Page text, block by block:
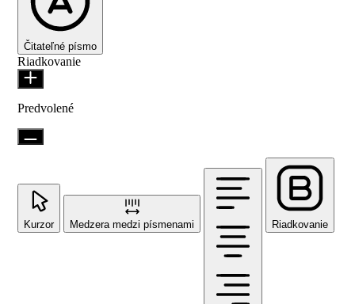
Čitateľné písmo
Riadkovanie
Predvolené
Kurzor Medzera medzi písmenami Riadkovanie